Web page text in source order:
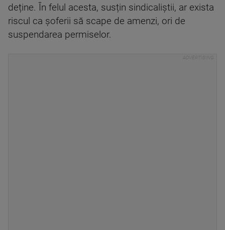
deține. În felul acesta, susțin sindicaliștii, ar exista
riscul ca șoferii să scape de amenzi, ori de
suspendarea permiselor.